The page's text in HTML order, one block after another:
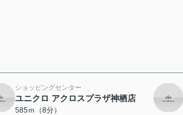
ショッピングセンター
ユニクロ アクロスプラザ神栖店
585ｍ（8分）